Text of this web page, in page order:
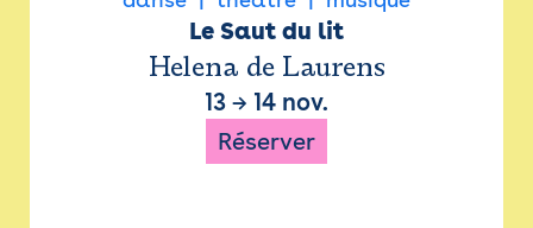
Le Saut du lit
Helena de Laurens
13 → 14 nov.
Réserver